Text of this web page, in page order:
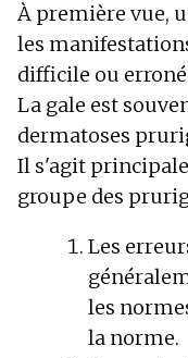
À première vue,
les
difficile ou
La gale est
dermatoses
Il s'agit
groupe des
Les
les
la norme.